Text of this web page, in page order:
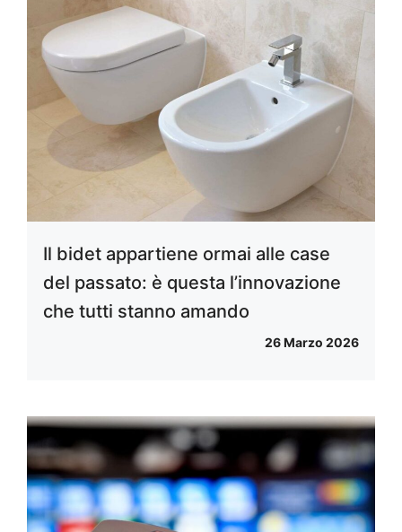
Il bidet appartiene ormai alle case
del passato: è questa l’innovazione
che tutti stanno amando
26 Marzo 2026